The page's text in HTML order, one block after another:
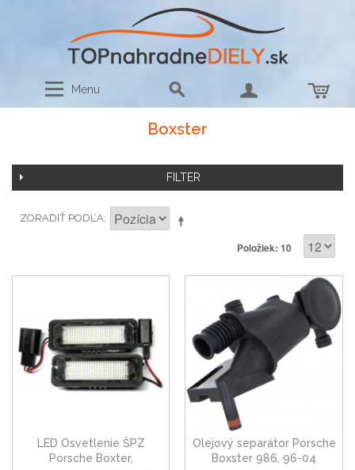
Menu
Boxster
FILTER
ZORADIŤ PODĽA
Položiek: 10
LED Osvetlenie ŠPZ
Porsche Boxter,
Olejový separátor Porsche
Boxster 986, 96-04